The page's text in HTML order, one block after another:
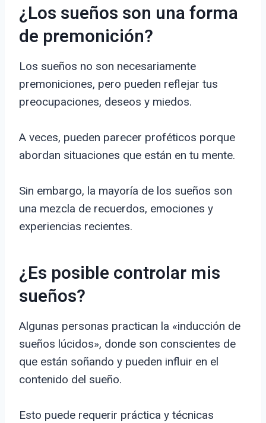
¿Los sueños son una forma
de premonición?
Los sueños no son necesariamente
premoniciones, pero pueden reflejar tus
preocupaciones, deseos y miedos.
A veces, pueden parecer proféticos porque
abordan situaciones que están en tu mente.
Sin embargo, la mayoría de los sueños son
una mezcla de recuerdos, emociones y
experiencias recientes.
¿Es posible controlar mis
sueños?
Algunas personas practican la «inducción de
sueños lúcidos», donde son conscientes de
que están soñando y pueden influir en el
contenido del sueño.
Esto puede requerir práctica y técnicas